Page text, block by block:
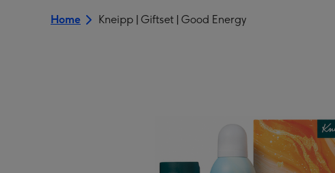
Home Kneipp | Giftset | Good Energy